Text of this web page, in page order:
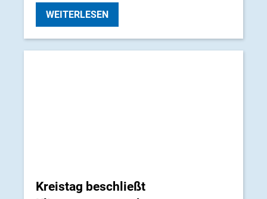
WEITERLESEN
Kreistag beschließt